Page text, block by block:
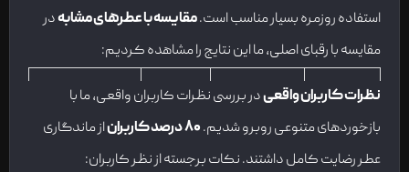
استفاده روزمره بسیار مناسب است.مقایسه با عطرهای مشابهدر
مقایسه با رقبای اصلی، ما این نتایج را مشاهده کردیم:
ویژگی
عطر
اینوکتوس
ساواج اینوکتوس اینتنس نظرات کاربران واقعیدر بررسی نظرات کاربران واقعی، ما با
بازخوردهای متنوعی روبرو شدیم.۸۰درصد کاربراناز ماندگاری
عطر رضایت کامل داشتند. نکات برجسته از نظر کاربران: